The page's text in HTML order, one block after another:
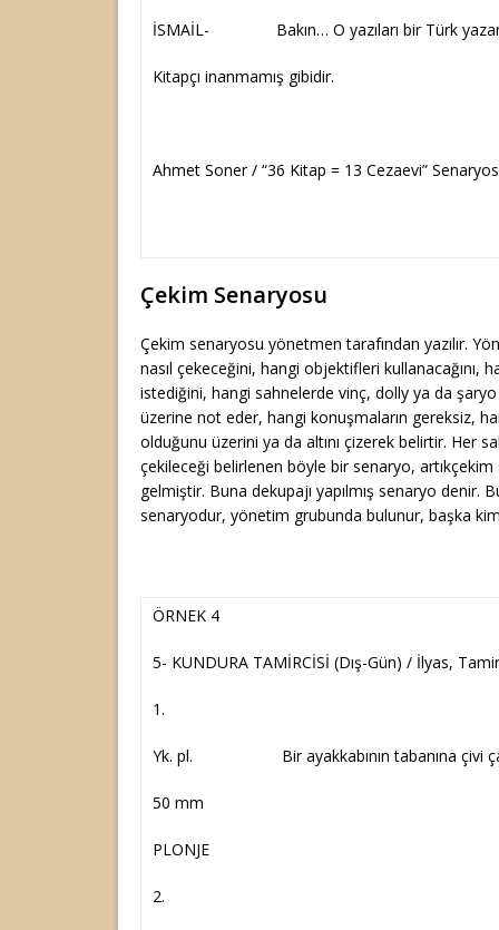
İSMAİL- Bakın… O yazıları bir Türk
Kitapçı inanmamış gibidir.
Ahmet Soner / “36 Kitap = 13 Cezaevi”
Çekim Senaryosu
Çekim senaryosu yönetmen tarafından yazılır.
nasıl çekeceğini, hangi objektifleri kullanacağını,
istediğini, hangi sahnelerde vinç, dolly ya da şaryo
üzerine not eder, hangi konuşmaların gereksiz,
olduğunu üzerini ya da altını çizerek belirtir. Her
çekileceği belirlenen böyle bir senaryo,
gelmiştir. Buna dekupajı yapılmış senaryo denir.
senaryodur, yönetim grubunda bulunur, başka
ÖRNEK 4
5- KUNDURA TAMİRCİSİ (Dış-Gün) / İlyas,
1.
Yk. pl. Bir ayakkabının tabanına çivi
50 mm
PLONJE
2.